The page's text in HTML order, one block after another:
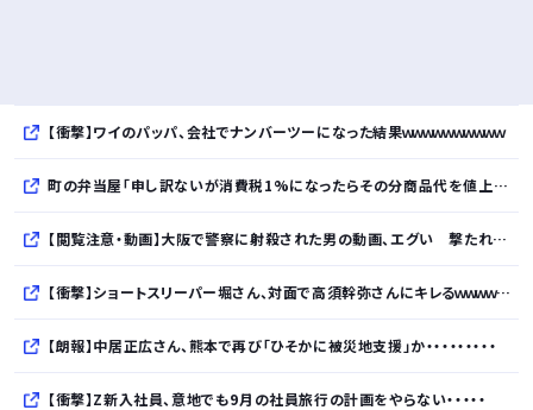
【衝撃】ワイのパッパ、会社でナンバーツーになった結果ｗｗｗｗｗｗｗｗｗｗ
町の弁当屋「申し訳ないが消費税1%になったらその分商品代を値上げするわ」
【閲覧注意・動画】大阪で警察に射殺された男の動画、エグい 撃たれてから叫びながら苦しみもがいて死ぬ
【衝撃】ショートスリーパー堀さん、対面で高須幹弥さんにキレるｗｗｗｗｗｗｗｗｗｗ
【朗報】中居正広さん、熊本で再び「ひそかに被災地支援」か・・・・・・・・・
【衝撃】Z新入社員、意地でも9月の社員旅行の計画をやらない・・・・・